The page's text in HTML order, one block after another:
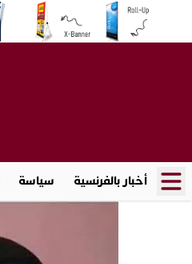
أخبار بالفرنسية سياسة